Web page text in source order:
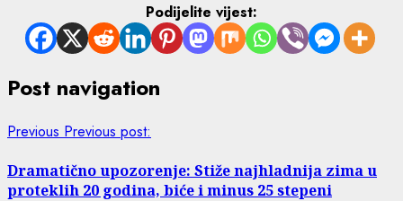
Podijelite vijest:
Post navigation
Previous Previous post:
Dramatično upozorenje: Stiže najhladnija zima u
proteklih 20 godina, biće i minus 25 stepeni